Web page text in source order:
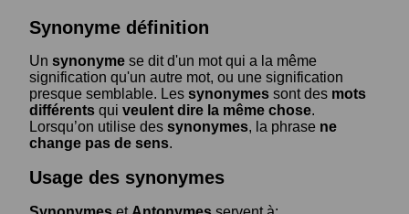
Synonyme définition
Un synonyme se dit d'un mot qui a la même
signification qu'un autre mot, ou une signification
presque semblable. Les synonymes sont des mots
différents qui veulent dire la même chose.
Lorsqu’on utilise des synonymes, la phrase ne
change pas de sens.
Usage des synonymes